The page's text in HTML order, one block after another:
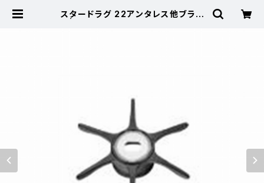
スタードラグ 22アンタレス他ブラッ